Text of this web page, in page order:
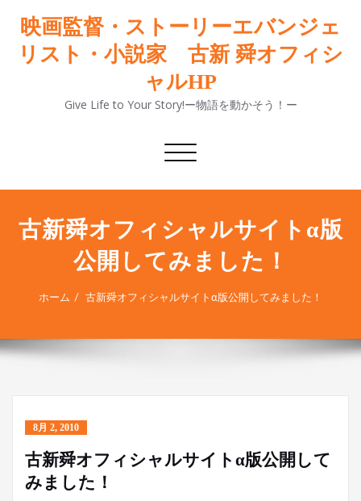
映画監督・ストーリーエバンジェ
リスト・小説家 古新 舜オフィシ
ャルHP
Give Life to Your Story!ー物語を動かそう！ー
ナ
ゲ
シ
ン
切
り
古新舜オフィシャルサイトα版
公開してみました！
ホーム 古新舜オフィシャルサイトα版公開してみました！
8月 2, 2010
古新舜オフィシャルサイトα版公開して
みました！